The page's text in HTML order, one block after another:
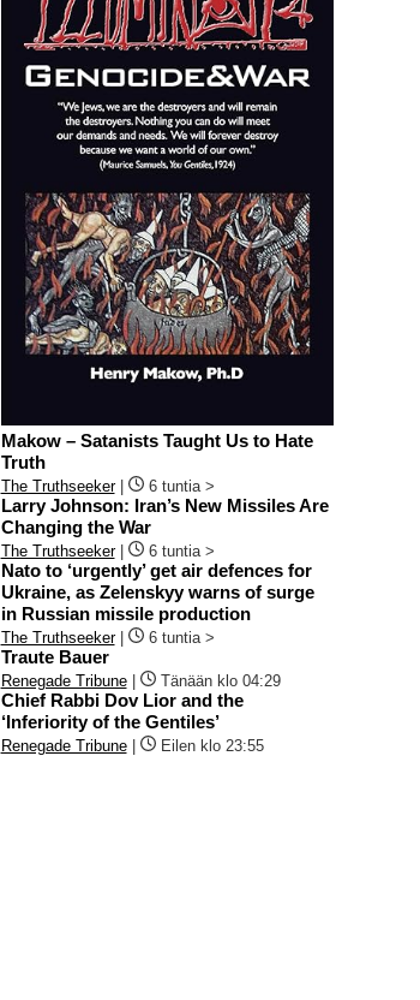
Makow – Satanists Taught Us to Hate
Truth
The Truthseeker| 6 tuntia >
Larry Johnson: Iran’s New Missiles Are
Changing the War
The Truthseeker| 6 tuntia >
Nato to ‘urgently’ get air defences for
Ukraine, as Zelenskyy warns of surge
in Russian missile production
The Truthseeker| 6 tuntia >
Traute Bauer
Renegade Tribune| Tänään klo 04:29
Chief Rabbi Dov Lior and the
‘Inferiority of the Gentiles’
Renegade Tribune| Eilen klo 23:55